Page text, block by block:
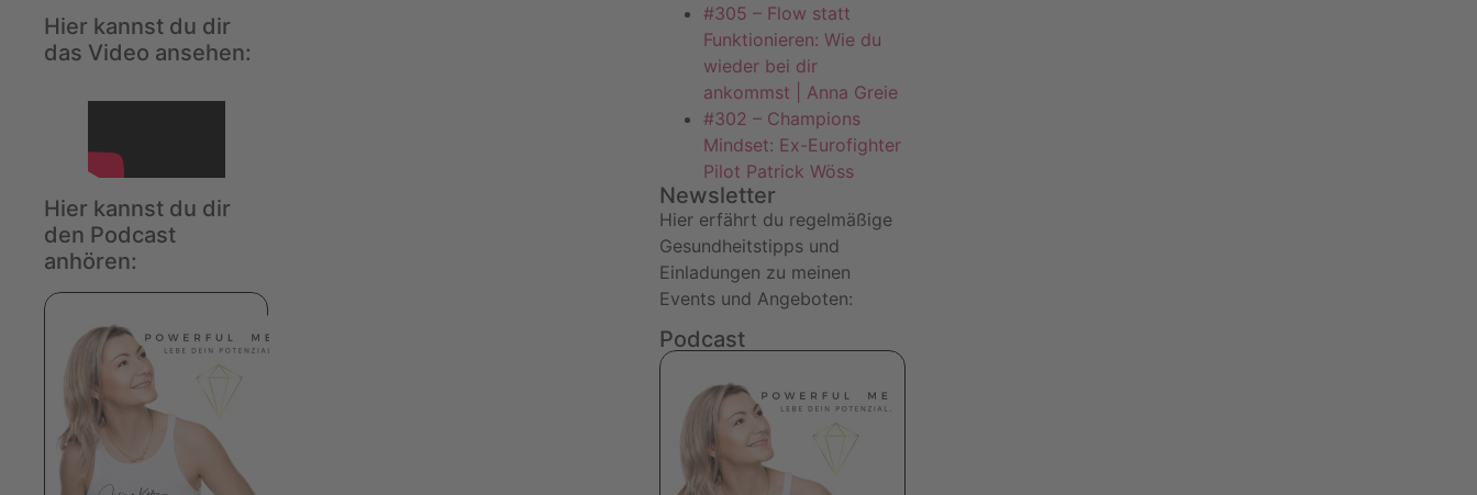
Hier kannst du dir
das Video ansehen:
Hier kannst du dir
den Podcast
anhören:
#305 – Flow statt
Funktionieren: Wie du
wieder bei dir
ankommst | Anna Greie
#302 – Champions
Mindset: Ex-Eurofighter
Pilot Patrick Wöss
Newsletter
Hier erfährt du regelmäßige
Gesundheitstipps und
Einladungen zu meinen
Events und Angeboten:
Podcast